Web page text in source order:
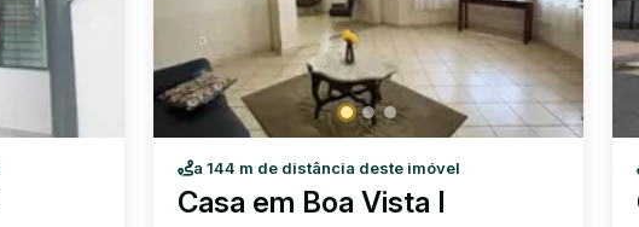
a 144 m de distância deste imóvel
Casa em Boa Vista I